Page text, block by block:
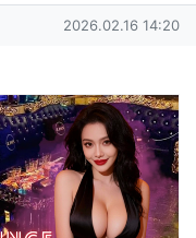
작성일
2026.02.16 14:20